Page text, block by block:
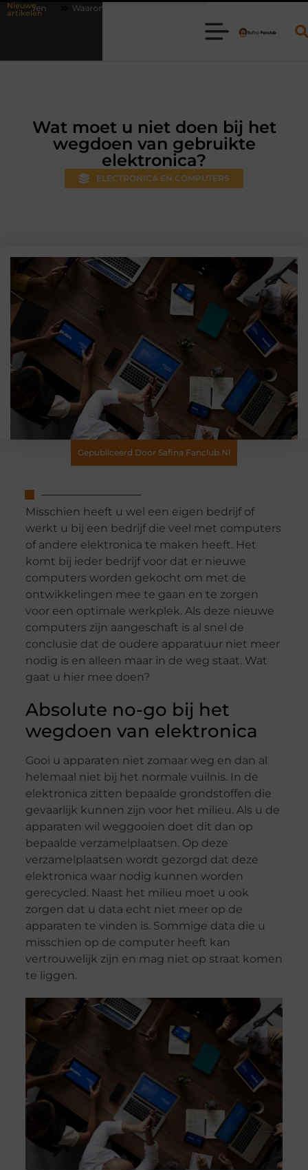
Nieuwe
artikelen
online vlees bestellen steeds gewoner wordt
Wat moet u niet doen bij het
wegdoen van gebruikte
elektronica?
ELECTRONICA EN COMPUTERS
Gepubliceerd Door Safina Fanclub.nl
Misschien heeft u wel een eigen bedrijf of
werkt u bij een bedrijf die veel met computers
of andere elektronica te maken heeft. Het
komt bij ieder bedrijf voor dat er nieuwe
computers worden gekocht om met de
ontwikkelingen mee te gaan en te zorgen
voor een optimale werkplek. Als deze nieuwe
computers zijn aangeschaft is al snel de
conclusie dat de oudere apparatuur niet meer
nodig is en alleen maar in de weg staat. Wat
gaat u hier mee doen?
Absolute no-go bij het
wegdoen van elektronica
Gooi u apparaten niet zomaar weg en dan al
helemaal niet bij het normale vuilnis. In de
elektronica zitten bepaalde grondstoffen die
gevaarlijk kunnen zijn voor het milieu. Als u de
apparaten wil weggooien doet dit dan op
bepaalde verzamelplaatsen. Op deze
verzamelplaatsen wordt gezorgd dat deze
elektronica waar nodig kunnen worden
gerecycled. Naast het milieu moet u ook
zorgen dat u data echt niet meer op de
apparaten te vinden is. Sommige data die u
misschien op de computer heeft kan
vertrouwelijk zijn en mag niet op straat komen
te liggen.